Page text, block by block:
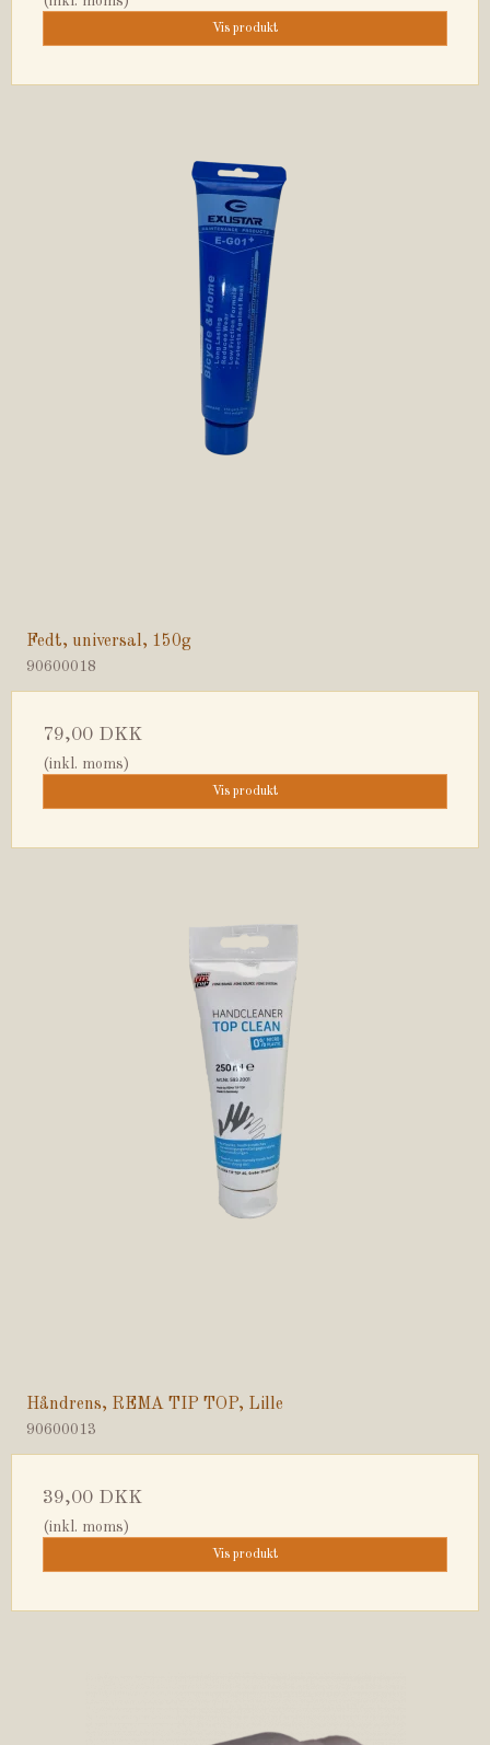
Vis produkt
Fedt, universal, 150g
90600018
79,00 DKK
(inkl. moms)
Vis produkt
Håndrens, REMA TIP TOP, Lille
90600013
39,00 DKK
(inkl. moms)
Vis produkt